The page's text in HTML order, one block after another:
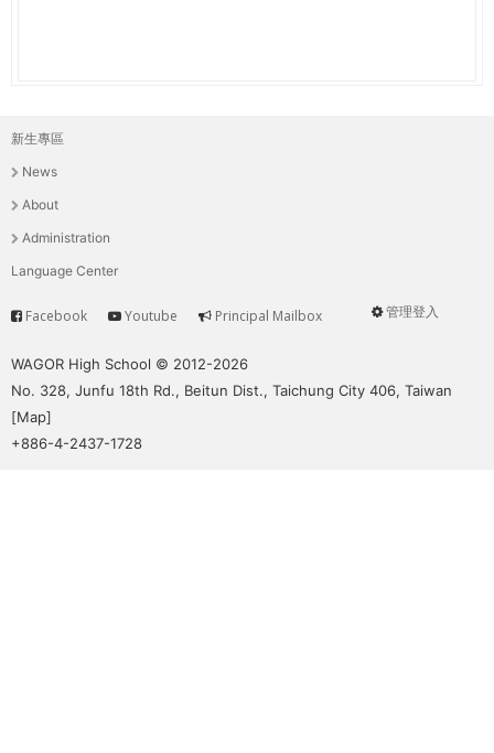
主
選
單
新生專區
News
About
Administration
Language Center
User
管理登入
Service
Facebook Youtube Principal Mailbox
WAGOR High School © 2012-2026
No. 328, Junfu 18th Rd., Beitun Dist., Taichung City 406, Taiwan
[Map]
+886-4-2437-1728